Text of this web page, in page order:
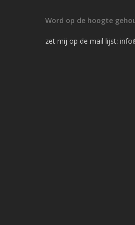
Word op de hoogte
zet mij op de mail lijst: